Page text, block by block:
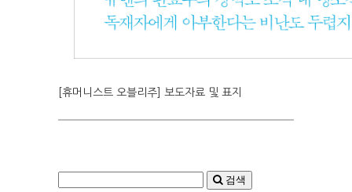
[휴머니스트 오블리주] 보도자료 및 표지
검색